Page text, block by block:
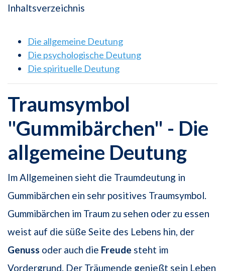
Inhaltsverzeichnis
Die allgemeine Deutung
Die psychologische Deutung
Die spirituelle Deutung
Traumsymbol
"Gummibärchen" - Die
allgemeine Deutung
Im Allgemeinen sieht die Traumdeutung in
Gummibärchen ein sehr positives Traumsymbol.
Gummibärchen im Traum zu sehen oder zu essen
weist auf die süße Seite des Lebens hin, der
Genuss oder auch die Freude steht im
Vordergrund. Der Träumende genießt sein Leben